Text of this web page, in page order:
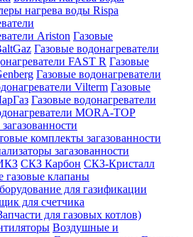
нагрева воды Rispa
Ariston Газовые
Газовые водонагреватели
FAST R Газовые
Газовые водонагреватели
Vilterm Газовые
Газовые водонагреватели
MORA-TOP
комплекты загазованности
загазованности
СКЗ Карбон СКЗ-Кристалл
газовые клапаны
для газификации
для счетчика
для газовых котлов)
Воздушные и